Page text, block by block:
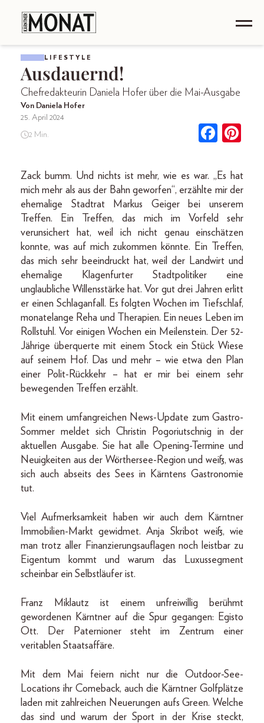
LIFESTYLE
Ausdauernd!
Chefredakteurin Daniela Hofer über die Mai-Ausgabe
Von Daniela Hofer
25. April 2024
2 Min.
Zack bumm. Und nichts ist mehr, wie es war. „Es hat
mich mehr als aus der Bahn geworfen“, erzählte mir der
ehemalige Stadtrat Markus Geiger bei unserem
Treffen. Ein Treffen, das mich im Vorfeld sehr
verunsichert hat, weil ich nicht genau einschätzen
konnte, was auf mich zukommen könnte. Ein Treffen,
das mich sehr beeindruckt hat, weil der Landwirt und
ehemalige Klagenfurter Stadtpolitiker eine
unglaubliche Willensstärke hat. Vor gut drei Jahren erlitt
er einen Schlaganfall. Es folgten Wochen im Tiefschlaf,
monatelange Reha und Therapien. Ein neues Leben im
Rollstuhl. Vor einigen Wochen ein Meilenstein. Der 52-
Jährige überquerte mit einem Stock ein Stück Wiese
auf seinem Hof. Das und mehr – wie etwa den Plan
einer Polit-Rückkehr – hat er mir bei einem sehr
bewegenden Treffen erzählt.
Mit einem umfangreichen News-Update zum Gastro-
Sommer meldet sich Christin Pogoriutschnig in der
aktuellen Ausgabe. Sie hat alle Opening-Termine und
Neuigkeiten aus der Wörthersee-Region und weiß, was
sich auch abseits des Sees in Kärntens Gastronomie
tut.
Viel Aufmerksamkeit haben wir auch dem Kärntner
Immobilien-Markt gewidmet. Anja Skribot weiß, wie
man trotz aller Finanzierungsauflagen noch leistbar zu
Eigentum kommt und warum das Luxussegment
scheinbar ein Selbstläufer ist.
Franz Miklautz ist einem unfreiwillig berühmt
gewordenen Kärntner auf die Spur gegangen: Egisto
Ott. Der Paternioner steht im Zentrum einer
veritablen Staatsaffäre.
Mit dem Mai feiern nicht nur die Outdoor-See-
Locations ihr Comeback, auch die Kärntner Golfplätze
laden mit zahlreichen Neuerungen aufs Green. Welche
das sind und warum der Sport in der Krise steckt,